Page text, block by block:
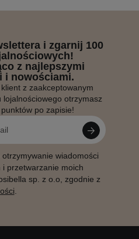
i zgarnij 100
z najlepszymi
i nowościami.
z zaakceptowanym
otrzymasz
po zapisie!
wiadomości
i przetwarzanie moich
sp. z o.o, zgodnie z